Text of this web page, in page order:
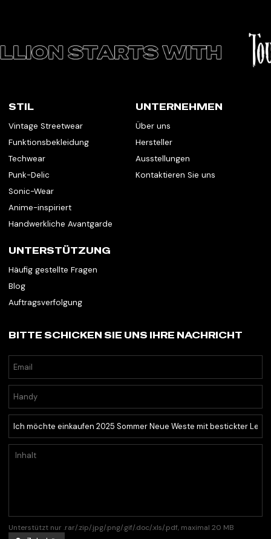
STIL
Vintage Streetwear
Funktionsbekleidung
Techwear
Punk-Delic
Sonic-Wear
Anime-inspiriert
Handwerkliche Avantgarde
UNTERNEHMEN
Über uns
Hersteller
Ausstellungen
Kontaktieren Sie uns
UNTERSTÜTZUNG
Häufig gestellte Fragen
Blog
Auftragsverfolgung
BITTE SCHICKEN SIE UNS IHRE NACHRICHT
Unterstützt nur .rar/.zip/.jpg/.png/.gif/.doc/.xls/.pdf, maximal 20 MB